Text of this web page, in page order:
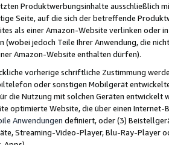
Produktwerbungsinhalte ausschließlich
Seite, auf die sich der betreffende
als einer Amazon-Website verlinken oder
(wobei jedoch Teile Ihrer Anwendung, die
Amazon-Website enthalten dürfen).
vorherige schriftliche Zustimmung
oder sonstigen Mobilgerät
die Nutzung mit solchen Geräten
optimierte Website, die über einen
Anwendungen definiert, oder (3)
Streaming-Video-Player, Blu-Ray-Player